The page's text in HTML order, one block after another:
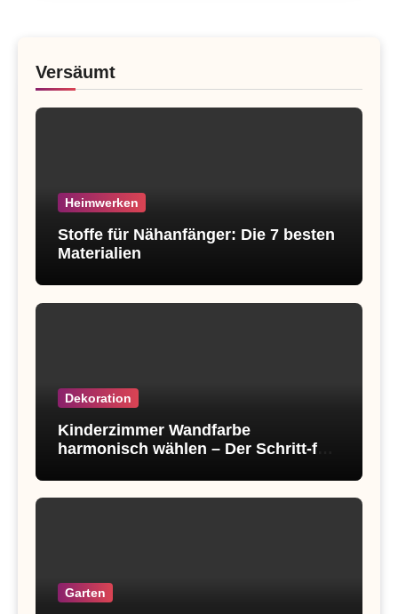
Versäumt
Heimwerken
Stoffe für Nähanfänger: Die 7 besten
Materialien
Dekoration
Kinderzimmer Wandfarbe
harmonisch wählen – Der Schritt-für-
Atmosphäre
Garten